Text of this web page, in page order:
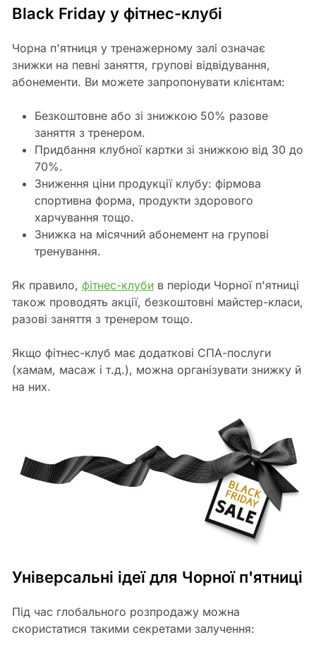
Black Friday у фітнес-клубі
Чорна п'ятниця у тренажерному залі означає
знижки на певні заняття, групові відвідування,
абонементи. Ви можете запропонувати клієнтам:
Безкоштовне або зі знижкою 50% разове
заняття з тренером.
Придбання клубної картки зі знижкою від 30 до
70%.
Зниження ціни продукції клубу: фірмова
спортивна форма, продукти здорового
харчування тощо.
Знижка на місячний абонемент на групові
тренування.
Як правило, фітнес-клубив періоди Чорної п'ятниці
також проводять акції, безкоштовні майстер-класи,
разові заняття з тренером тощо.
Якщо фітнес-клуб має додаткові СПА-послуги
(хамам, масаж і т.д.), можна організувати знижку й
на них.
Універсальні ідеї для Чорної п'ятниці
Під час глобального розпродажу можна
скористатися такими секретами залучення: